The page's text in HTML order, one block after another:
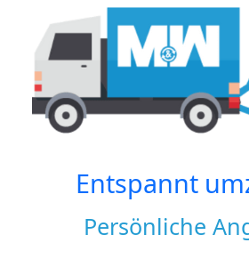
Entspannt
Persönliche